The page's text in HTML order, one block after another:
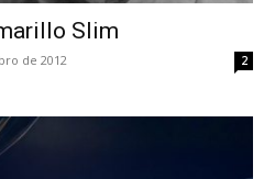
Slim
de 2012 2